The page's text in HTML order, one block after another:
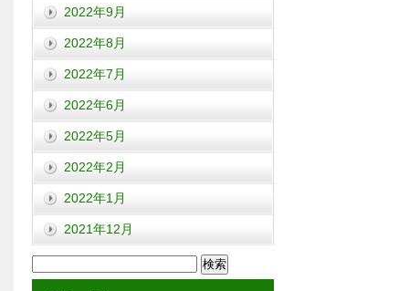
2022年9月
2022年8月
2022年7月
2022年6月
2022年5月
2022年2月
2022年1月
2021年12月
索: